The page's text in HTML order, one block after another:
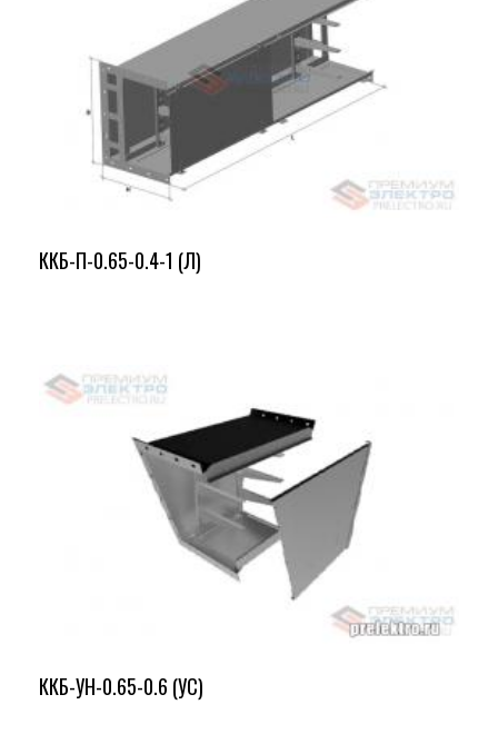
ККБ-П-0.65-0.4-1 (Л)
ККБ-УН-0.65-0.6 (УС)